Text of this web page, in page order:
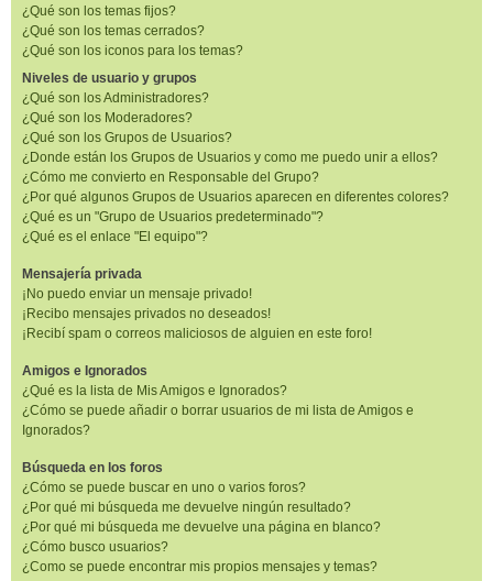
¿Qué son los temas fijos?
¿Qué son los temas cerrados?
¿Qué son los iconos para los temas?
Niveles de usuario y grupos
¿Qué son los Administradores?
¿Qué son los Moderadores?
¿Qué son los Grupos de Usuarios?
¿Donde están los Grupos de Usuarios y como me puedo unir a ellos?
¿Cómo me convierto en Responsable del Grupo?
¿Por qué algunos Grupos de Usuarios aparecen en diferentes colores?
¿Qué es un "Grupo de Usuarios predeterminado"?
¿Qué es el enlace "El equipo"?
Mensajería privada
¡No puedo enviar un mensaje privado!
¡Recibo mensajes privados no deseados!
¡Recibí spam o correos maliciosos de alguien en este foro!
Amigos e Ignorados
¿Qué es la lista de Mis Amigos e Ignorados?
¿Cómo se puede añadir o borrar usuarios de mi lista de Amigos e
Ignorados?
Búsqueda en los foros
¿Cómo se puede buscar en uno o varios foros?
¿Por qué mi búsqueda me devuelve ningún resultado?
¿Por qué mi búsqueda me devuelve una página en blanco?
¿Cómo busco usuarios?
¿Como se puede encontrar mis propios mensajes y temas?